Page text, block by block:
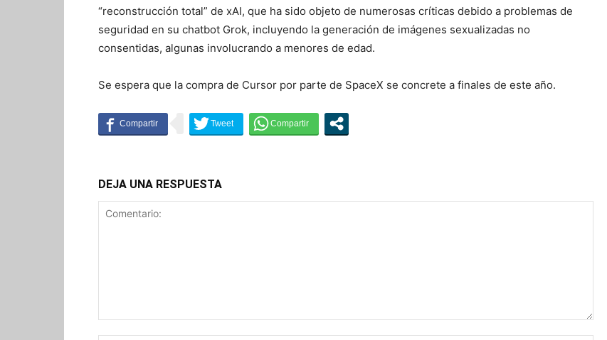
“reconstrucción total” de xAI, que ha sido objeto de numerosas críticas debido a problemas de
seguridad en su chatbot Grok, incluyendo la generación de imágenes sexualizadas no
consentidas, algunas involucrando a menores de edad.
Se espera que la compra de Cursor por parte de SpaceX se concrete a finales de este año.
DEJA UNA RESPUESTA